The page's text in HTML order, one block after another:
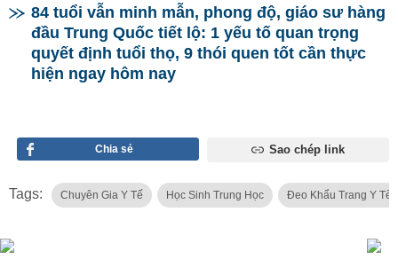
84 tuổi vẫn minh mẫn, phong độ, giáo sư hàng
đầu Trung Quốc tiết lộ: 1 yếu tố quan trọng
quyết định tuổi thọ, 9 thói quen tốt cần thực
hiện ngay hôm nay
Chia sẻ Sao chép link
Tags: Chuyên Gia Y Tế Học Sinh Trung Học Đeo Khẩu Trang Y Tế